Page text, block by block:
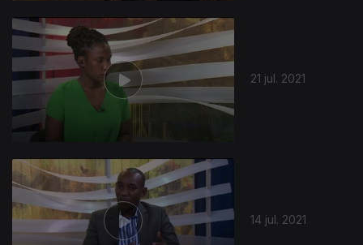
21 jul. 2021
14 jul. 2021
557894